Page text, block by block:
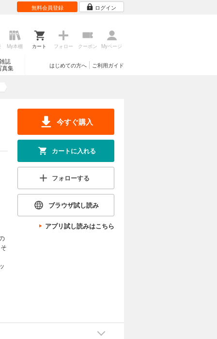
無料会員登録 ログイン
My本棚 カート フォロー クーポン Myページ
誌
真集
ご利用ガイド
はじめての方へ
今すぐ購入
カートに入れる
フォローする
ブラウザ試し読み
アプリ試し読みはこちら